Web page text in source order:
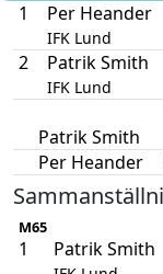
1
Per Heander
IFK Lund
2 Patrik Smith
IFK Lund
Patrik Smith
Per Heander
M65
1 Patrik Smith